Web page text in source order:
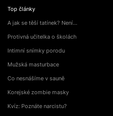
Top články
A jak se těší tatínek? Není…
Protivná učitelka o školách
Intimní snímky porodu
Mužská masturbace
Co nesnášíme v sauně
Korejské zombie masky
Kvíz: Poznáte narcistu?